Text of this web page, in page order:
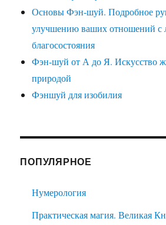
Основы Фэн-шуй. Подробное
улучшению ваших отношений с
благосостояния
Фэн-шуй от А до Я. Искусство
природой
Фэншуй для изобилия
ПОПУЛЯРНОЕ
Нумерология
Практическая магия. Великая